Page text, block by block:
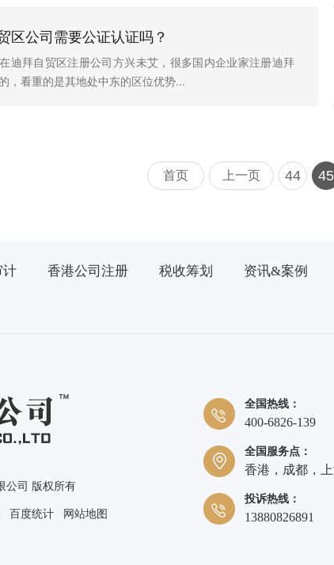
区公司需要公证认证吗？
迪拜自贸区注册公司方兴未艾，很多国内企业家注册迪拜
，看重的是其地处中东的区位优势...
首页 上一页 44 45
计 香港公司注册 税收筹划 资讯&案例
公司 版权所有
百度统计 网站地图
全国热线：
400-6826-139
全国服务点：
香港，成都，
投诉热线：
13880826891